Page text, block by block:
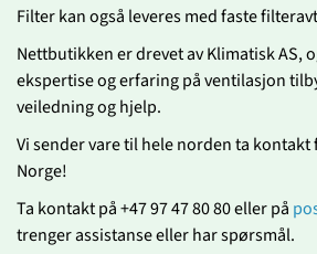
Filter kan også leveres med faste
Nettbutikken er drevet av Klimatisk AS,
ekspertise og erfaring på ventilasjon
veiledning og hjelp.
Vi sender vare til hele norden ta
Norge!
Ta kontakt på +47 97 47 80 80 eller på
trenger assistanse eller har spørsmål.